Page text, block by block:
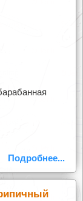
Подробнее...